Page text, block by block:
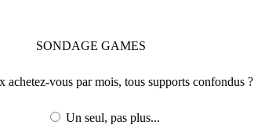
SONDAGE GAMES
achetez-vous par mois, tous supports confondus ?
Un seul, pas plus...